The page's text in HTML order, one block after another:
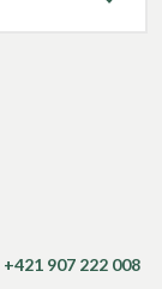
+421 907 222 008